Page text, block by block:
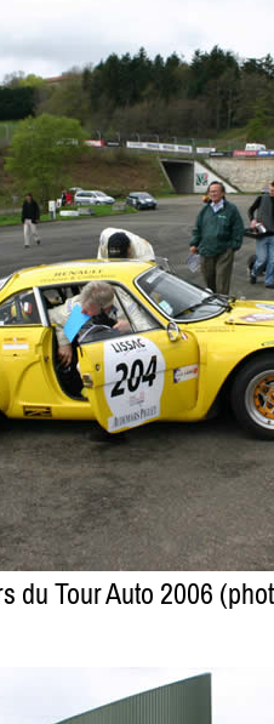
du Tour Auto 2006